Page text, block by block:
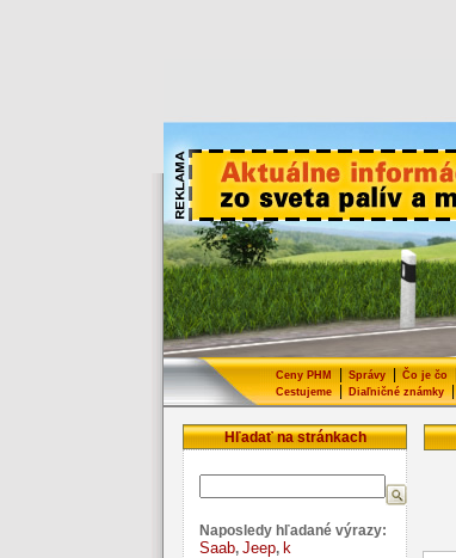
Ceny PHM Správy Čo je čo
Cestujeme| Diaľničné známky|
Hľadať na stránkach
Naposledy hľadané výrazy:
Saab, Jeep, k